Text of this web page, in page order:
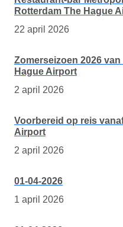
Rotterdam The Hague
22 april 2026
Zomerseizoen 2026
Hague Airport
2 april 2026
Voorbereid op reis
Airport
2 april 2026
01-04-2026
1 april 2026